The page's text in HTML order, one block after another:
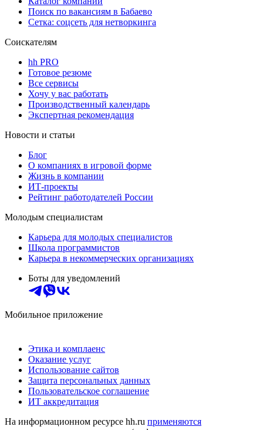
Поиск по вакансиям в Бабаево
Сетка: соцсеть для нетворкинга
Соискателям
hh PRO
Готовое резюме
Все сервисы
Хочу у вас работать
Производственный календарь
Экспертная рекомендация
Новости и статьи
Блог
О компаниях в игровой форме
Жизнь в компании
ИТ-проекты
Рейтинг работодателей России
Молодым специалистам
Карьера для молодых специалистов
Школа программистов
Карьера в некоммерческих организациях
Боты для уведомлений
Мобильное приложение
Этика и комплаенс
Оказание услуг
Использование сайтов
Защита персональных данных
Пользовательское соглашение
ИТ аккредитация
На информационном ресурсе hh.ru применяются